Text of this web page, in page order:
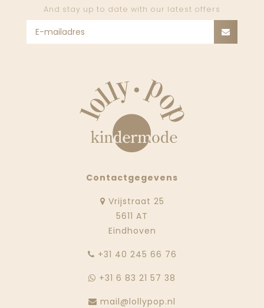
And stay up to date with our latest offers
Contactgegevens
Vrijstraat 25
5611 AT
Eindhoven
‭+31 40 245 66 76
+31 6 83 21 57 38
mail@lollypop.nl